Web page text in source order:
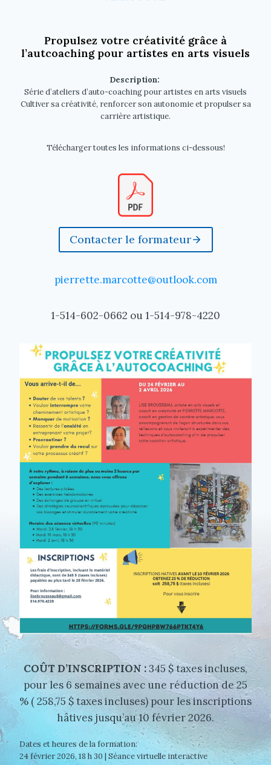
Propulsez votre créativité grâce à
l’autcoaching pour artistes en arts visuels
Description:
Série d’ateliers d’auto-coaching pour artistes en arts visuels
Cultiver sa créativité, renforcer son autonomie et propulser sa
carrière artistique.
Télécharger toutes les informations ci-dessous!
Contacter le formateur
pierrette.marcotte@outlook.com
1-514-602-0662 ou 1-514-978-4220
COÛT D’INSCRIPTION :345 $ taxes incluses,
pour les 6 semaines avec une réduction de 25
% ( 258,75 $ taxes incluses) pour les inscriptions
hâtives jusqu’au 10 février 2026.
Dates et heures de la formation:
24 février 2026, 18 h 30 | Séance virtuelle interactive